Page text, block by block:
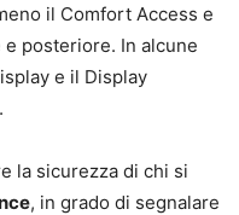
il Comfort Access e
posteriore. In alcune
e il Display
la sicurezza di chi si
, in grado di segnalare